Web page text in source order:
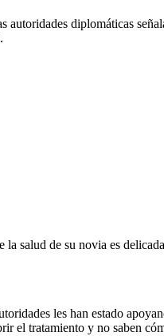
autoridades diplomáticas
salud de su novia es
les han estado
el tratamiento y no saben